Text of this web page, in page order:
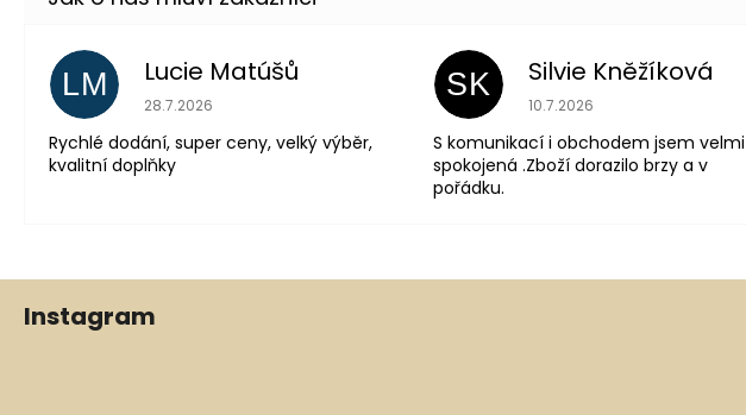
LM Lucie Matúšů
Hodnocení obchodu je 5 z 5 hvězdiček.
28.7.2026
Rychlé dodání, super ceny, velký výběr,
kvalitní doplňky
SK Silvie Kněžíková
Hodnocení obchodu je 5 z
10.7.2026
S komunikací i obchodem jsem velmi
spokojená .Zboží dorazilo brzy a v
pořádku.
Instagram